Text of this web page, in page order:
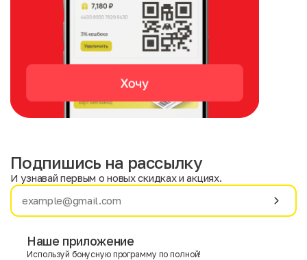
Имя
Подпишись на рассылку
И узнавай первым о новых скидках и акциях.
Наше приложение
Используй бонусную программу по полной!